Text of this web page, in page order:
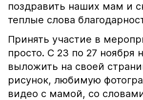
поздравить наших мам и
теплые слова
Принять участие в
просто. С 23 по 27 ноября
выложить на своей
рисунок, любимую
видео с мамой, со